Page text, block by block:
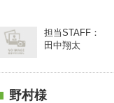
担当STAFF：
田中翔太
野村様